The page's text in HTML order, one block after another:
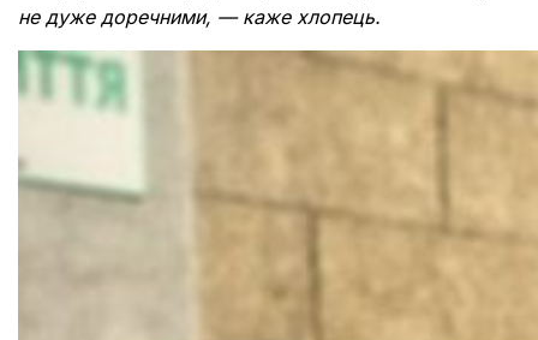
не дуже доречними, — каже хлопець.